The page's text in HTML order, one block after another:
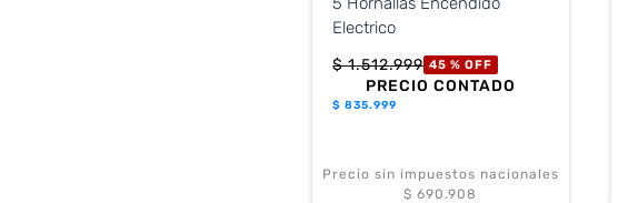
Electrico
$ 1.512.999 45 % OFF
PRECIO CONTADO
$835.999
Precio sin impuestos nacionales
$ 690.908